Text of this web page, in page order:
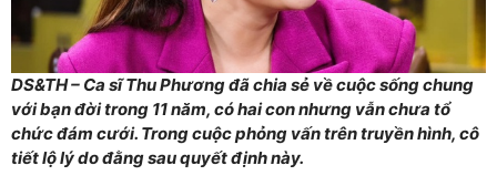
DS&TH – Ca sĩ Thu Phương đã chia sẻ về cuộc sống chung
với bạn đời trong 11 năm, có hai con nhưng vẫn chưa tổ
chức đám cưới. Trong cuộc phỏng vấn trên truyền hình, cô
tiết lộ lý do đằng sau quyết định này.